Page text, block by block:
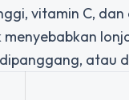
vitamin C,
atau